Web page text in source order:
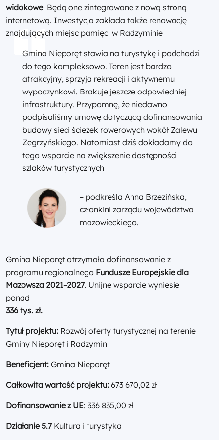
widokowe. Będą one zintegrowane z nową stroną
internetową. Inwestycja zakłada także renowację
znajdujących miejsc pamięci w Radzyminie
Gmina Nieporęt stawia na turystykę i podchodzi
do tego kompleksowo. Teren jest bardzo
atrakcyjny, sprzyja rekreacji i aktywnemu
wypoczynkowi. Brakuje jeszcze odpowiedniej
infrastruktury. Przypomnę, że niedawno
podpisaliśmy umowę dotyczącą dofinansowania
budowy sieci ścieżek rowerowych wokół Zalewu
Zegrzyńskiego. Natomiast dziś dokładamy do
tego wsparcie na zwiększenie dostępności
szlaków turystycznych
– podkreśla Anna Brzezińska,
członkini zarządu województwa
mazowieckiego.
Gmina Nieporęt otrzymała dofinansowanie z
programu regionalnego Fundusze Europejskie dla
Mazowsza 2021–2027. Unijne wsparcie wyniesie
ponad
336 tys. zł.
Tytuł projektu: Rozwój oferty turystycznej na terenie
Gminy Nieporęt i Radzymin
Beneficjent: Gmina Nieporęt
Całkowita wartość projektu: 673 670,02 zł
Dofinansowanie z UE: 336 835,00 zł
Działanie 5.7Kultura i turystyka